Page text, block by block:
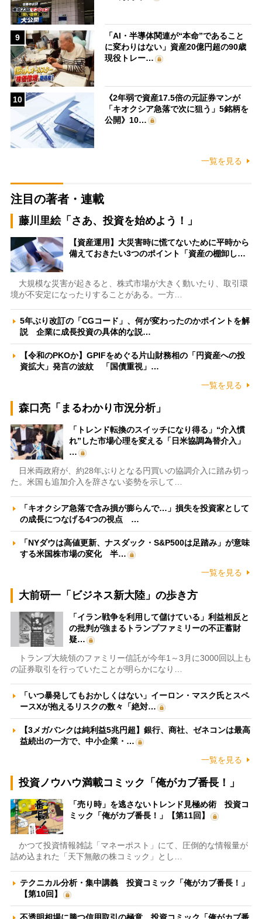
9
「AI・半導体関連が“本命”であること
に変わりはない」資産20億円超の90歳
現役トレー…
10
《2年弱で資産17.5倍の元証券マンが
「キオクシア急落で次に狙う」5銘柄を
公開》10…
一覧を見る
注目の著者・連載
藤川里絵「さあ、投資を始めよう！」
【資産運用】大災害時に慌てないために平時から
備えておきたい3つのポイント「資産の棚卸し…
大規模な災害が起きると、株式市場が大きく動いたり、取引環
境が不安定になったりすることがある。一方…
5年ぶり改訂の「CGコード」、何が変わったのかポイントを解
説 企業に成長投資の具体的な説…
【令和のPKOか】GPIFをめぐる片山財務相の「円資産への投
資拡大」発言の波紋 「国債重視」…
一覧を見る
森口亮「まるわかり市況分析」
「トレンド転換のスイッチになり得る」“介入慣
れ”した市場心理を変える「日米協調為替介入」
…
日米両政府が、約28年ぶりとなる円買いの協調介入に踏み切っ
た。米国も追加介入を辞さない姿勢を示して…
「キオクシア急落で含み損が膨らんで…」損失を投資家として
の成長につなげる4つの視点 …
「NYダウは高値更新、ナスダック・S&P500は足踏み」が意味
する米国株市場の変化 半…
一覧を見る
大前研一「ビジネス新大陸」の歩き方
「イラン戦争を利用して儲けている」利益相反と
の批判が強まるトランプファミリーの不正蓄財
疑…
トランプ大統領のファミリー信託が今年1～3月に3000回以上も
の証券取引を行っていたことが明らかになり…
「いつ暴発してもおかしくはない」イーロン・マスク氏とスペ
ースXが抱えるリスクの数々「絶対…
【3メガバンクは純利益5兆円超】銀行、商社、ゼネコンは最高
益続出の一方で、中小企業・…
一覧を見る
投資ノウハウ満載コミック「俺がカブ番長！」
「売り時」を逃さないトレンド見極め術 投資コ
ミック「俺がカブ番長！」【第11回】
かつて投資情報雑誌「マネーポスト」にて、圧倒的な情報量が
詰め込まれた「天下無敵の株コミック」とし…
テクニカル分析・集中講義 投資コミック「俺がカブ番長！」
【第10回】